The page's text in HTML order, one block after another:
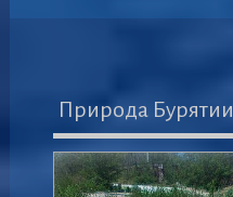
Природа Бурятии